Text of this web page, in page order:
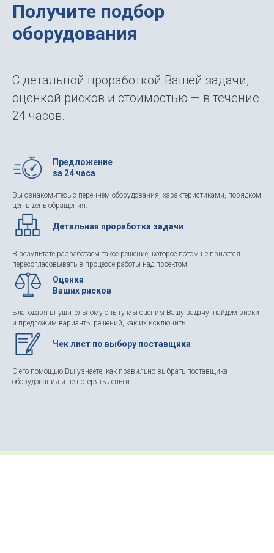
Получите подбор
оборудования
С детальной проработкой Вашей задачи,
оценкой рисков и стоимостью — в течение
24 часов.
Предложение
за 24 часа
Вы ознакомитесь с перечнем оборудования, характеристиками, порядком
цен в день обращения.
Детальная проработка задачи
В результате разработаем такое решение, которое потом не придется
пересогласовывать в процессе работы над проектом.
Оценка
Ваших рисков
Благодаря внушительному опыту мы оценим Вашу задачу, найдем риски
и предложим варианты решений, как их исключить.
Чек лист по выбору поставщика
С его помощью Вы узнаете, как правильно выбрать поставщика
оборудования и не потерять деньги.